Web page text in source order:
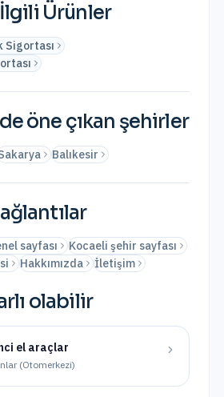
İlgili Ürünler
Sigortası
öne çıkan şehirler
Balıkesir
sayfası
Kocaeli şehir sayfası
Hakkımızda İletişim
olabilir
el araçlar
(Otomerkezi)